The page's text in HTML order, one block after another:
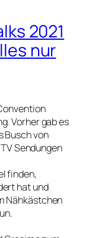
2021
nur
Vorher gab es
Busch von
Sendungen
finden,
hat und
Nähkästchen